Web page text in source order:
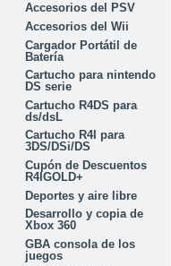
Accesorios del PSV
Accesorios del Wii
Cargador Portátil de
Batería
Cartucho para nintendo
DS serie
Cartucho R4DS para
ds/dsL
Cartucho R4I para
3DS/DSi/DS
Cupón de Descuentos
R4IGOLD+
Deportes y aire libre
Desarrollo y copia de
Xbox 360
GBA consola de los
juegos